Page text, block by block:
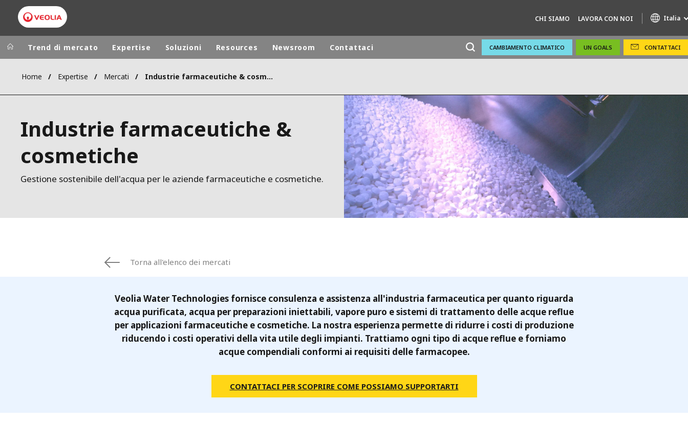
CHI SIAMO LAVORA CON NOI Italia
Worldwide Regional sites
BELGIUM
FINLAND
ITALIA
NEDERLAND
NORGE
NORTH AMERICA
POLSKA
SOUTH EAST ASIA
UNITED KINGDOM
ANOXKALDNES
AQUAFLOW
BIOTHANE
ELGA
EVALED
ENTROPÎE
HPD
HYDROTECH
WHITTIER
Trend di mercato Expertise Soluzioni Resources Newsroom Contattaci CAMBIAMENTO CLIMATICO UN GOALS CONTATTACI
Home Expertise Mercati Industrie farmaceutiche & cosmetiche
Industrie farmaceutiche &
cosmetiche
Gestione sostenibile dell'acqua per le aziende farmaceutiche e cosmetiche.
Torna all'elenco dei mercati
Veolia Water Technologies fornisce consulenza e assistenza all'industria farmaceutica per quanto riguarda
acqua purificata, acqua per preparazioni iniettabili, vapore puro e sistemi di trattamento delle acque reflue
per applicazioni farmaceutiche e cosmetiche. La nostra esperienza permette di ridurre i costi di produzione
riducendo i costi operativi della vita utile degli impianti. Trattiamo ogni tipo di acque reflue e forniamo
acque compendiali conformi ai requisiti delle farmacopee.
CONTATTACI PER SCOPRIRE COME POSSIAMO SUPPORTARTI